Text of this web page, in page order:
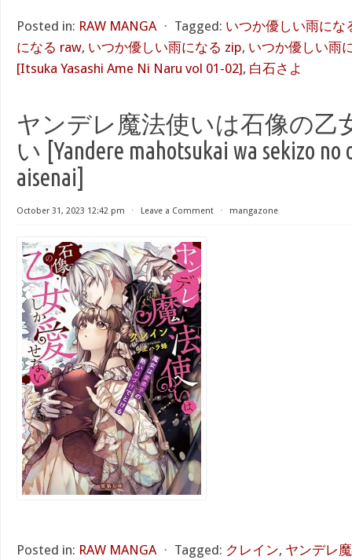
Posted in: RAW MANGA ⋅ Tagged: いつか優しい雨にな
になる raw, いつか優しい雨になる zip, いつか優しい雨
[Itsuka Yasashi Ame Ni Naru vol 01-02], 白石さよ
ヤンデレ魔法使いは石像の乙
い [Yandere mahotsukai wa sekizo no
aisenai]
October 31, 2023 12:42 pm ⋅ Leave a Comment ⋅ mangazone
Posted in: RAW MANGA ⋅ Tagged: クレイン, ヤンデレ